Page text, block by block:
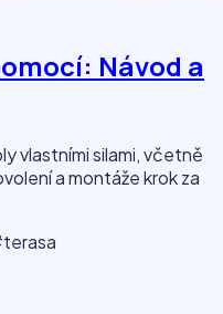
Návod a
vlastními silami, včetně
a montáže krok za